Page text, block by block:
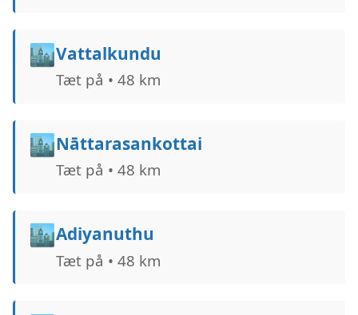
🏙️Vattalkundu
Tæt på • 48 km
🏙️Nāttarasankottai
Tæt på • 48 km
🏙️Adiyanuthu
Tæt på • 48 km